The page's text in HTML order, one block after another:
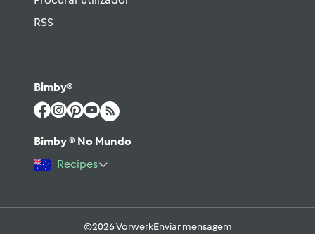
RSS
Bimby®
Bimby ® No Mundo
Recipes
©2026 VorwerkEnviar mensagem